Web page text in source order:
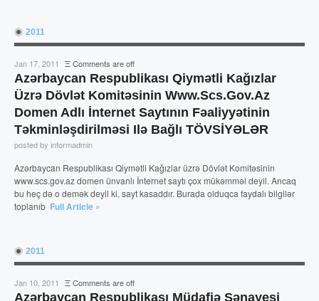
2011
Jan 17, 2011 ΞComments are off
Azərbaycan Respublikası Qiymətli Kağızlar
Üzrə Dövlət Komitəsinin Www.scs.gov.az
Domen Adlı İnternet Saytının Fəaliyyətinin
Təkminləşdirilməsi Ilə Bağlı TÖVSİYƏLƏR
posted by informadmin
Azərbaycan Respublikası Qiymətli Kağızlar üzrə Dövlət Komitəsinin
www.scs.gov.az domen ünvanlı İnternet saytı çox mükəmməl deyil. Ancaq
bu heç də o demək deyil ki, sayt kasaddır. Burada olduqca faydalı bilgilər
toplanıb Full Article »
2011
Jan 10, 2011 ΞComments are off
Azərbaycan Respublikası Müdafiə Sənayesi